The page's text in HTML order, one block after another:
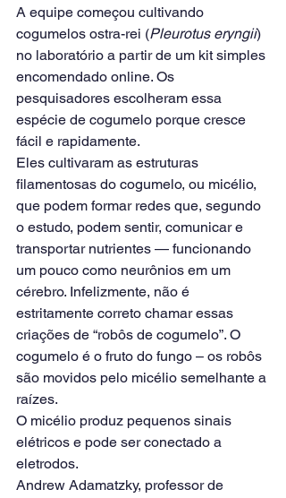
A equipe começou cultivando
cogumelos ostra-rei (Pleurotus eryngii)
no laboratório a partir de um kit simples
encomendado online. Os
pesquisadores escolheram essa
espécie de cogumelo porque cresce
fácil e rapidamente.
Eles cultivaram as estruturas
filamentosas do cogumelo, ou micélio,
que podem formar redes que, segundo
o estudo, podem sentir, comunicar e
transportar nutrientes — funcionando
um pouco como neurônios em um
cérebro. Infelizmente, não é
estritamente correto chamar essas
criações de “robôs de cogumelo”. O
cogumelo é o fruto do fungo – os robôs
são movidos pelo micélio semelhante a
raízes.
O micélio produz pequenos sinais
elétricos e pode ser conectado a
eletrodos.
Andrew Adamatzky, professor de